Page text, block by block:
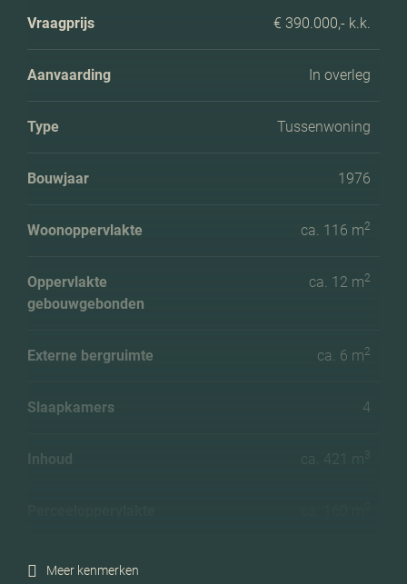
Vraagprijs € 390.000,- k.k.
Aanvaarding In overleg
Type Tussenwoning
Bouwjaar 1976
Woonoppervlakte ca. 116 m2
Oppervlakte
gebouwgebonden
ca. 12 m2
Externe bergruimte ca. 6 m2
Slaapkamers 4
Inhoud ca. 421 m 3
Ligging tuin
Meer kenmerken